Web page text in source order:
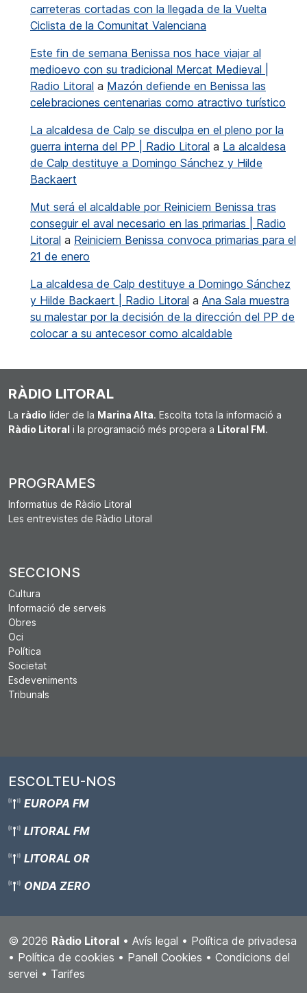
carreteras cortadas con la llegada de la Vuelta
Ciclista de la Comunitat Valenciana
Este fin de semana Benissa nos hace viajar al
medioevo con su tradicional Mercat Medieval |
Radio Litoral a Mazón defiende en Benissa las
celebraciones centenarias como atractivo turístico
La alcaldesa de Calp se disculpa en el pleno por la
guerra interna del PP | Radio Litoral a La alcaldesa
de Calp destituye a Domingo Sánchez y Hilde
Backaert
Mut será el alcaldable por Reiniciem Benissa tras
conseguir el aval necesario en las primarias | Radio
Litoral a Reiniciem Benissa convoca primarias para el
21 de enero
La alcaldesa de Calp destituye a Domingo Sánchez
y Hilde Backaert | Radio Litoral a Ana Sala muestra
su malestar por la decisión de la dirección del PP de
colocar a su antecesor como alcaldable
RÀDIO LITORAL
La ràdio líder de la Marina Alta. Escolta tota la informació a
Ràdio Litoral i la programació més propera a Litoral FM.
PROGRAMES
Informatius de Ràdio Litoral
Les entrevistes de Ràdio Litoral
SECCIONS
Cultura
Informació de serveis
Obres
Oci
Política
Societat
Esdeveniments
Tribunals
ESCOLTEU-NOS
EUROPA FM
LITORAL FM
LITORAL OR
ONDA ZERO
© 2026 Ràdio Litoral • Avís legal • Política de privadesa
• Política de cookies • Panell Cookies • Condicions del
servei • Tarifes